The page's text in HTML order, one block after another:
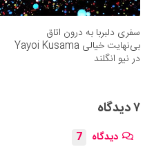
سفری دلبربا به درون اتاق
بی‌نهایت خیالی Yayoi Kusama
در نیو انگلند
۷ دیدگاه
دیدگاه 7